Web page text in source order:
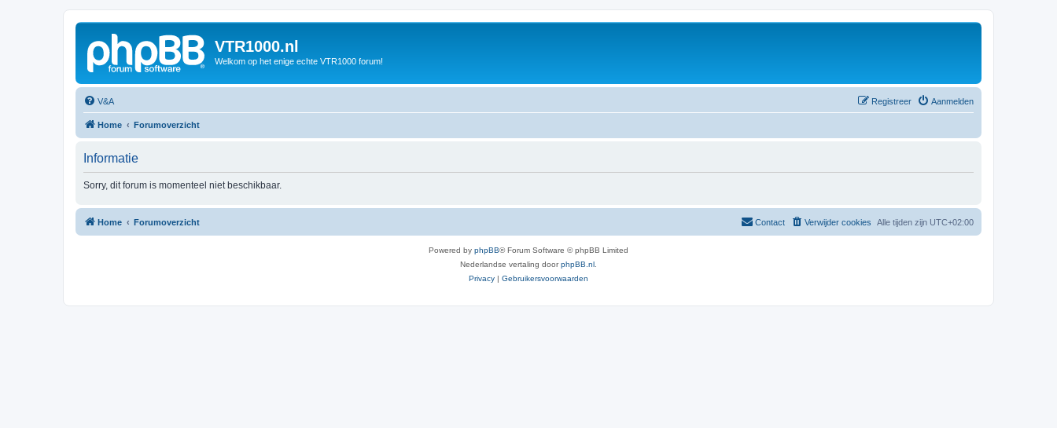
VTR1000.nl
Welkom op het enige echte VTR1000 forum!
V&A Aanmelden
Registreer
Home Forumoverzicht
Informatie
Sorry, dit forum is momenteel niet beschikbaar.
Home Forumoverzicht Alle tijden zijn UTC+02:00
Verwijder cookies
Contact
Powered by phpBB® Forum Software © phpBB Limited
Nederlandse vertaling doorphpBB.nl
Privacy | Gebruikersvoorwaarden